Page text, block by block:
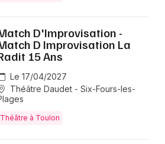
D'Improvisation -
D Improvisation La
15 Ans
Le 17/04/2027
Théâtre Daudet - Six-Fours-les-
Théâtre à Toulon